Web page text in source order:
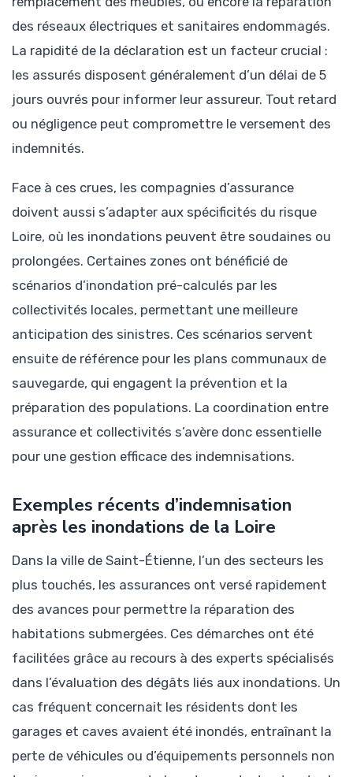
des réseaux électriques et sanitaires endommagés.
La rapidité de la déclaration est un facteur crucial :
les assurés disposent généralement d’un délai de 5
jours ouvrés pour informer leur assureur. Tout retard
ou négligence peut compromettre le versement des
indemnités.
Face à ces crues, les compagnies d’assurance
doivent aussi s’adapter aux spécificités du risque
Loire, où les inondations peuvent être soudaines ou
prolongées. Certaines zones ont bénéficié de
scénarios d’inondation pré-calculés par les
collectivités locales, permettant une meilleure
anticipation des sinistres. Ces scénarios servent
ensuite de référence pour les plans communaux de
sauvegarde, qui engagent la prévention et la
préparation des populations. La coordination entre
assurance et collectivités s’avère donc essentielle
pour une gestion efficace des indemnisations.
Exemples récents d’indemnisation
après les inondations de la Loire
Dans la ville de Saint-Étienne, l’un des secteurs les
plus touchés, les assurances ont versé rapidement
des avances pour permettre la réparation des
habitations submergées. Ces démarches ont été
facilitées grâce au recours à des experts spécialisés
dans l’évaluation des dégâts liés aux inondations. Un
cas fréquent concernait les résidents dont les
garages et caves avaient été inondés, entraînant la
perte de véhicules ou d’équipements personnels non